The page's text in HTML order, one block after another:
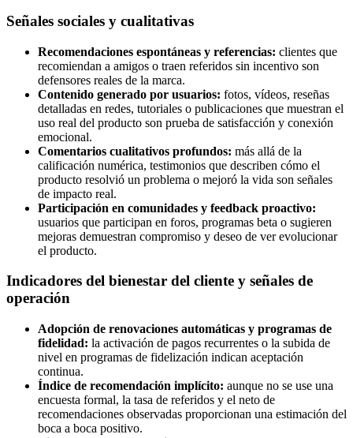
Señales sociales y cualitativas
Recomendaciones espontáneas y referencias: clientes que
recomiendan a amigos o traen referidos sin incentivo son
defensores reales de la marca.
Contenido generado por usuarios: fotos, vídeos, reseñas
detalladas en redes, tutoriales o publicaciones que muestran el
uso real del producto son prueba de satisfacción y conexión
emocional.
Comentarios cualitativos profundos: más allá de la
calificación numérica, testimonios que describen cómo el
producto resolvió un problema o mejoró la vida son señales
de impacto real.
Participación en comunidades y feedback proactivo:
usuarios que participan en foros, programas beta o sugieren
mejoras demuestran compromiso y deseo de ver evolucionar
el producto.
Indicadores del bienestar del cliente y señales de
operación
Adopción de renovaciones automáticas y programas de
fidelidad: la activación de pagos recurrentes o la subida de
nivel en programas de fidelización indican aceptación
continua.
Índice de recomendación implícito: aunque no se use una
encuesta formal, la tasa de referidos y el neto de
recomendaciones observadas proporcionan una estimación del
boca a boca positivo.